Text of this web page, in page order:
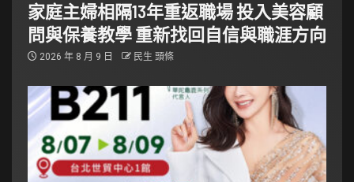
家庭主婦相隔13年重返職場 投入美容顧
問與保養教學 重新找回自信與職涯方向
2026 年 8 月 9 日 民生 頭條